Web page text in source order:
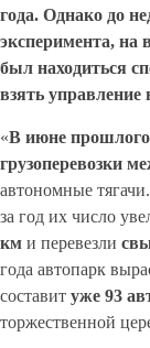
года. Однако до
эксперимента, на
был находиться
взять управление
«В июне
грузоперевозки
автономные
за год их число
км и перевезли
года автопарк
составит уже 93
торжественной